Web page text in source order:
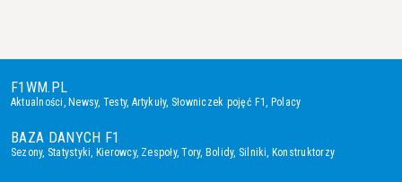
F1WM.PL
Aktualności, Newsy, Testy, Artykuły, Słowniczek pojęć F1, Polacy
BAZA DANYCH F1
Sezony, Statystyki, Kierowcy, Zespoły,Tory, Bolidy, Silniki, Konstruktorzy